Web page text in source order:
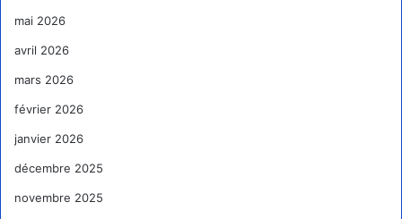
mai 2026
avril 2026
mars 2026
février 2026
janvier 2026
décembre 2025
novembre 2025